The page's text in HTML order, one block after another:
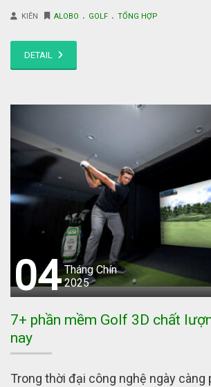
KIÊN ALOBO . GOLF . TỔNG HỢP
DETAIL
04 Tháng Chín
2025
7+ phần mềm Golf 3D chất
nay
Trong thời đại công nghệ ngày càng